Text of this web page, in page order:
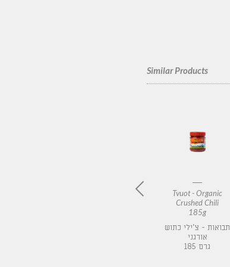
Similar Products
Tvuot - Organic
Crushed Chili
185g
תבואות - צ'ילי כתוש
אורגני
185 גרם